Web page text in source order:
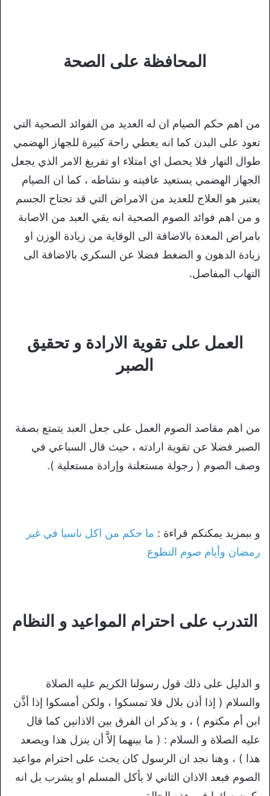
المحافظة على الصحة
من اهم حكم الصيام ان له العديد من الفوائد الصحية التي
تعود على البدن كما انه يعطي راحة كبيرة للجهاز الهضمي
طوال النهار فلا يحصل اي امتلاء او تفريغ الامر الذي يجعل
الجهاز الهضمي يستعيد عافيته و نشاطه ، كما ان الصيام
يعتبر هو العلاج للعديد من الامراض التي قد تجتاح الجسم
و من اهم فوائد الصوم الصحية انه يقي العبد من الاصابة
بامراض المعدة بالاضافة الى الوقاية من زيادة الوزن او
زيادة الدهون و الضغط فضلا عن السكري بالاضافة الى
التهاب المفاصل.
العمل على تقوية الارادة و تحقيق
الصبر
من اهم مقاصد الصوم العمل على جعل العبد يتمتع بصفة
الصبر فضلا عن تقوية ارادته ، حيث قال السباعي في
وصف الصوم ( رجولة مستعلنة وإرادة مستعلية ).
و ببمزيد يمكنكم قراءة : ما حكم من اكل ناسيا في غير
رمضان وأيام صوم التطوع
التدرب على احترام المواعيد و النظام
و الدليل على ذلك قول رسولنا الكريم عليه الصلاة
والسلام ( إذا أذن بلال فلا تمسكوا ، ولكن أمسكوا إذا أذَّن
ابن أم مكتوم ) ، و يذكر ان الفرق بين الاذانين كما قال
عليه الصلاة و السلام : ( ما بينهما إلاَّ أن ينزل هذا ويصعد
هذا ) ، وهنا نجد ان الرسول كان يحث على احترام مواعيد
الصوم فبعد الاذان الثاني لا يأكل المسلم او يشرب بل انه